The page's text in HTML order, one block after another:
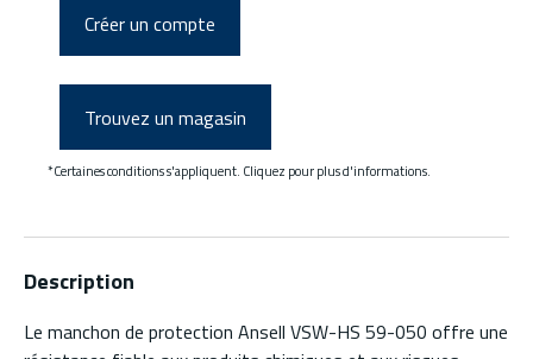
Créer un compte
Trouvez un magasin
*Certaines conditions s'appliquent. Cliquez pour plus d'informations.
Description
Le manchon de protection Ansell VSW-HS 59-050 offre une